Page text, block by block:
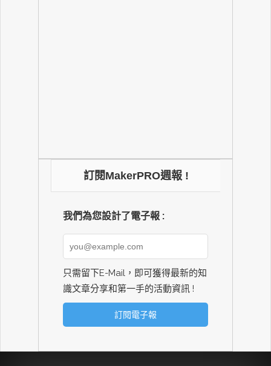
訂閱MakerPRO週報 !
我們為您設計了電子報 :
只需留下E-Mail，即可獲得最新的知
識文章分享和第一手的活動資訊 !